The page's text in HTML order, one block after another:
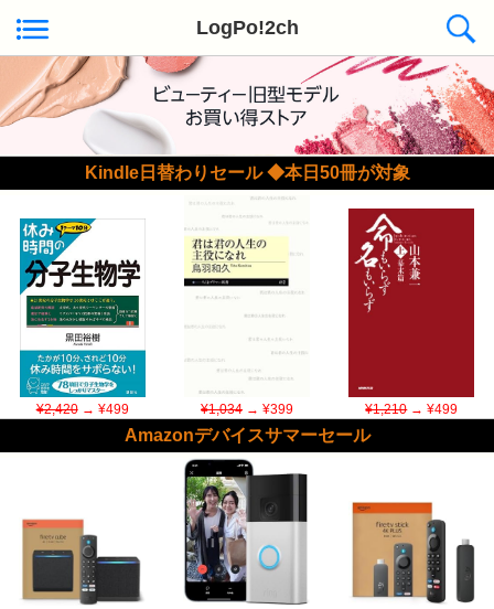
LogPo!2ch
Kindle日替わりセール ◆本日50冊が対象
¥2,420→ ¥499 ¥1,034→ ¥399 ¥1,210→ ¥499
Amazonデバイスサマーセール